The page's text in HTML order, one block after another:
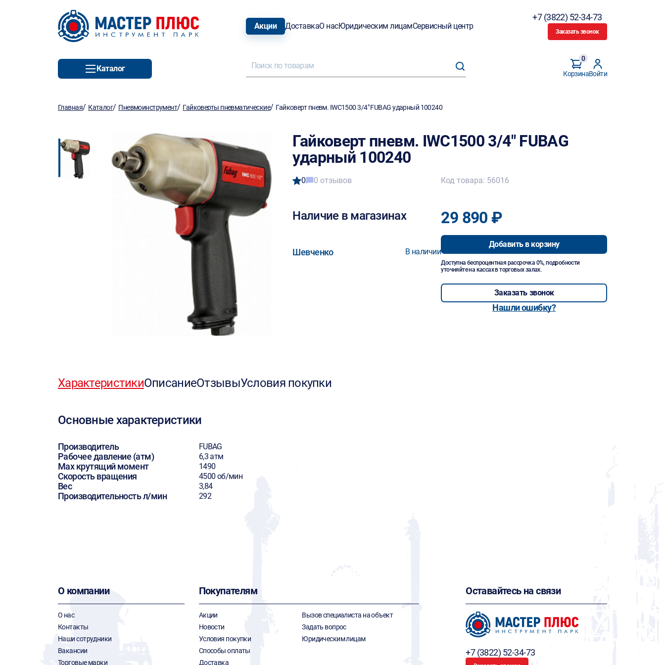
Акции ДоставкаО насЮридическим лицамСервисный центр
+7 (3822) 52-34-73
Заказать звонок
Каталог
Корзина
0
Войти
Главная/ Каталог/ Пневмоинструмент/ Гайковерты пневматические/ Гайковерт пневм. IWC1500 3/4" FUBAG ударный 100240
Гайковерт пневм. IWC1500 3/4" FUBAG
ударный 100240
0 0 отзывов
Наличие в магазинах
Шевченко В наличии
Код товара: 56016
29 890 ₽
Добавить в корзину
Доступна беспроцентная рассрочка 0%, подробности
уточняйте на кассах в торговых залах.
Заказать звонок
Нашли ошибку?
ХарактеристикиОписаниеОтзывыУсловия покупки
Основные характеристики
Производитель FUBAG
Рабочее давление (атм) 6,3 атм
Max крутящий момент 1490
Скорость вращения 4500 об/мин
Вес 3,84
Производительность л/мин 292
О компании
О нас
Контакты
Наши сотрудники
Вакансии
Торговые марки
Покупателям
Акции
Новости
Условия покупки
Способы оплаты
Доставка
Вызов специалиста на объект
Задать вопрос
Юридическим лицам
Оставайтесь на связи
+7 (3822) 52-34-73